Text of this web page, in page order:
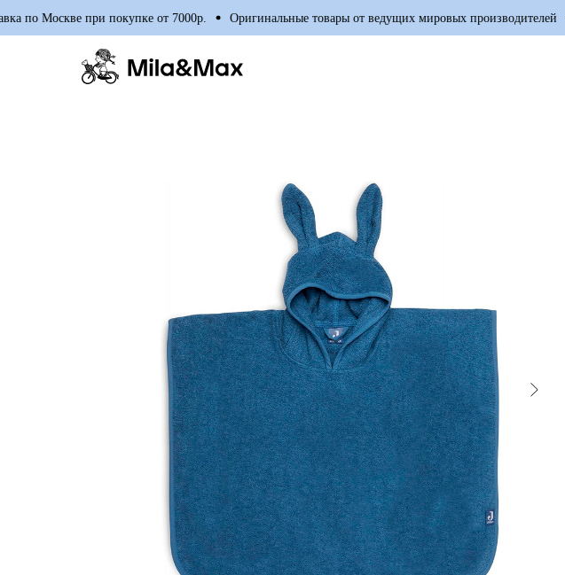
по Москве при покупке от 7000р. Оригинальные товары от ведущих мировых производителей